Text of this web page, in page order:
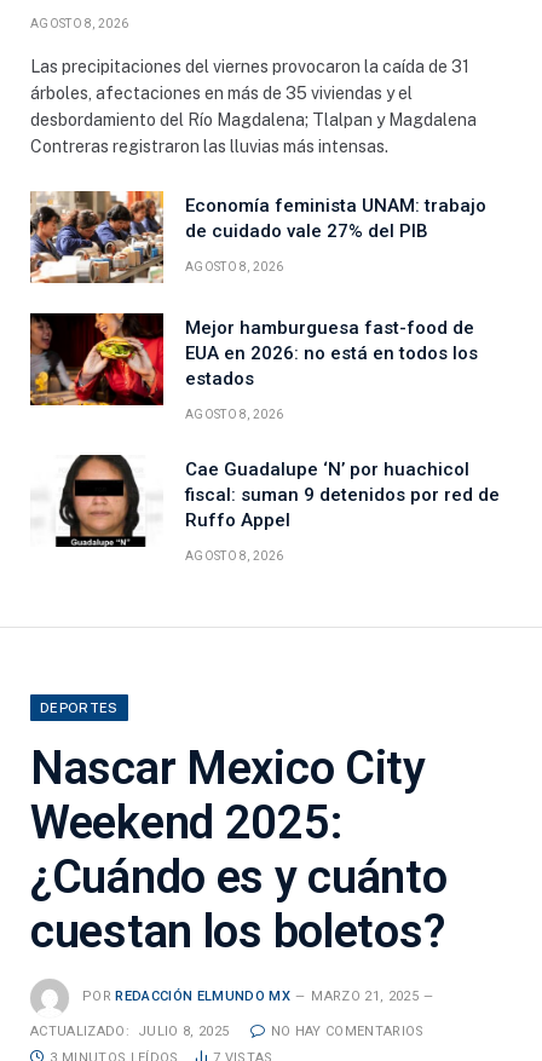
AGOSTO 8, 2026
Las precipitaciones del viernes provocaron la caída de 31
árboles, afectaciones en más de 35 viviendas y el
desbordamiento del Río Magdalena; Tlalpan y Magdalena
Contreras registraron las lluvias más intensas.
Economía feminista UNAM: trabajo
de cuidado vale 27% del PIB
AGOSTO 8, 2026
Mejor hamburguesa fast-food de
EUA en 2026: no está en todos los
estados
AGOSTO 8, 2026
Cae Guadalupe ‘N’ por huachicol
fiscal: suman 9 detenidos por red de
Ruffo Appel
AGOSTO 8, 2026
DEPORTES
Nascar Mexico City
Weekend 2025:
¿Cuándo es y cuánto
cuestan los boletos?
POR REDACCIÓN ELMUNDO MX MARZO 21, 2025
ACTUALIZADO: JULIO 8, 2025
NO HAY COMENTARIOS
3 MINUTOS LEÍDOS
7 VISTAS